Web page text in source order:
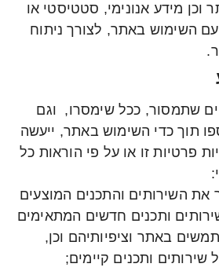
וכן מידע אנונימי, סטטיסטי או
השימוש באתר, לצורך ניתוח
שתמסור, ככל שימסרו, וגם
תוך כדי השימוש באתר, ייעשה
פרטיות זו או על פי הוראות כל
את השירותים והתכנים המוצעים
ותכנים חדשים המתאימים
באתר וציפיותיהם וכן,
שירותים ותכנים קיימים;